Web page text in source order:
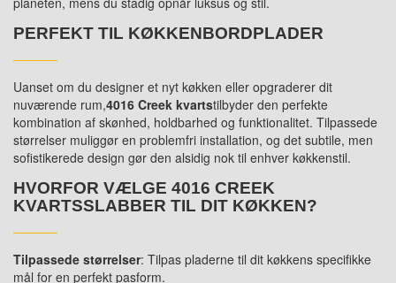
PERFEKT TIL KØKKENBORDPLADER
Uanset om du designer et nyt køkken eller opgraderer dit
nuværende rum,4016 Creek kvartstilbyder den perfekte
kombination af skønhed, holdbarhed og funktionalitet. Tilpassede
størrelser muliggør en problemfri installation, og det subtile, men
sofistikerede design gør den alsidig nok til enhver køkkenstil.
HVORFOR VÆLGE 4016 CREEK
KVARTSSLABBER TIL DIT KØKKEN?
Tilpassede størrelser: Tilpas pladerne til dit køkkens specifikke
mål for en perfekt pasform.